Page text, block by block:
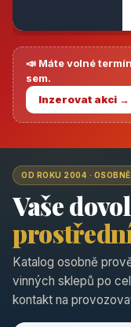
📣 Máte volné
sem.
Inzerovat akci →
OD ROKU 2004 · OSOBNĚ
Vaše
Katalog osobně
vinných sklepů po
kontakt na